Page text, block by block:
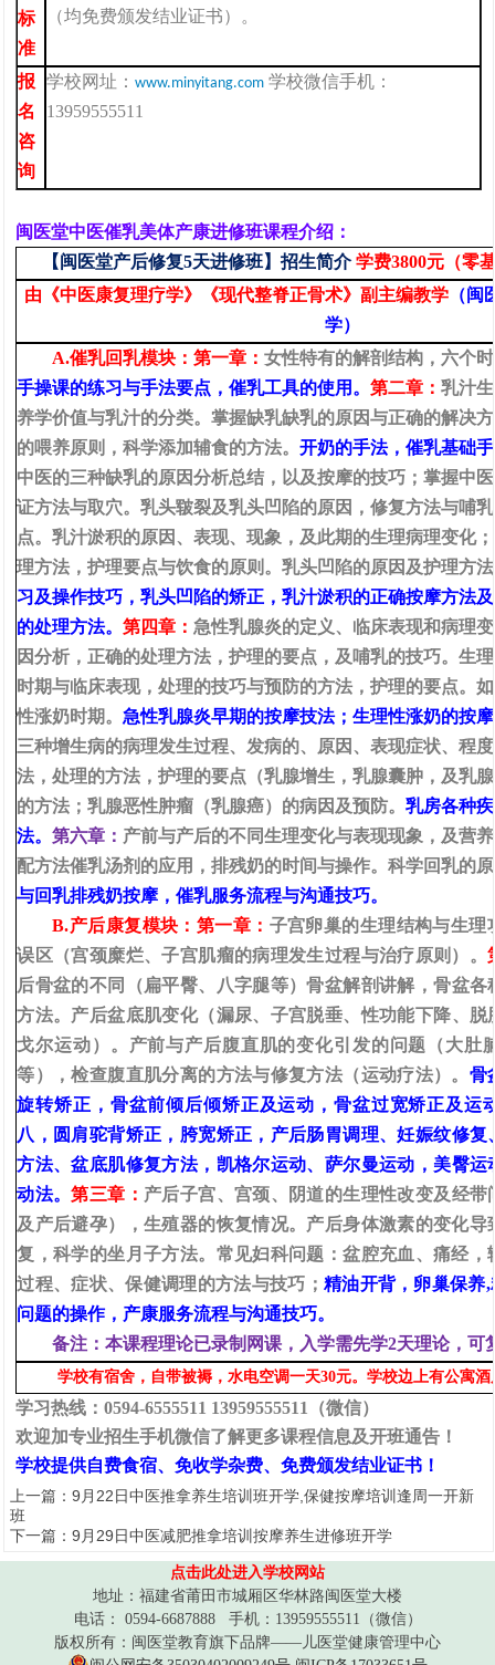
标
准
（均免费颁发结业证书）。
报
名
咨
询
学校网址：www.minyitang.com 学校微信手机：
13959555511
闽医堂中医催乳美体产康进修班课程介绍：
【闽医堂产后修复5天进修班】招生简介 学费3800元（零
由《中医康复理疗学》《现代整脊正骨术》副主编教学 （
学）
A.催乳回乳模块：第一章：女性特有的解剖结构，六个
手操课的练习与手法要点，催乳工具的使用。第二章：乳汁
养学价值与乳汁的分类。掌握缺乳缺乳的原因与正确的解决
的喂养原则，科学添加辅食的方法。开奶的手法，催乳基础
中医的三种缺乳的原因分析总结，以及按摩的技巧；掌握中
证方法与取穴。乳头皲裂及乳头凹陷的原因，修复方法与哺
点。乳汁淤积的原因 、表现、现象，及此期的生理病理变化；
理方法，护理要点与饮食的原则。乳头凹陷的原因及护理方法
习及操作技巧，乳头凹陷的矫正，乳汁淤积的正确按摩方法
的处理方法。第四章：急性乳腺炎的定义、临床表现和病理
因分析，正确的处理方法，护理的要点，及哺乳的技巧。生
时期与临床表现，处理的技巧与预防的方法，护理的要点。
性涨奶时期 。急性乳腺炎早期的按摩技法；生理性涨奶的按
三种增生病的病理发生过程、 发病的、 原因 、表现症状、程度
法，处理的方法，护理的要点（乳腺增生，乳腺囊肿，及乳
的方法；乳腺恶性肿瘤（乳腺癌）的病因及预防。乳房各种
法。第六章： 产前与产后的不同生理变化与表现现象，及营
配方法催乳汤剂的应用，排残奶的时间与操作。科学回乳的
与回乳排残奶按摩 ，催乳服务流程与沟通技巧。
B.产后康复模块：第一章： 子宫卵巢的生理结构与生理
误区（宫颈糜烂、子宫肌瘤的病理发生过程与治疗原则）。
后骨盆的不同（扁平臀、 八字腿等）骨盆解剖讲解，骨盆各
方法。产后盆底肌变化（漏尿、 子宫脱垂、性功能下降、 脱
戈尔运动）。产前与产后腹直肌的变化引发的问题（大肚
等），检查腹直肌分离的方法与修复方法（运动疗法）。 骨
旋转矫正，骨盆前倾后倾矫正及运动，骨盆过宽矫正及运
八，圆肩驼背矫正，胯宽矫正，产后肠胃调理、妊娠纹修复
方法、盆底肌修复方法， 凯格尔运动、萨尔曼运动，美臀运
动法。第三章： 产后子宫、 宫颈、
阴道的生理性改变及经带
及产后避孕），生殖器的恢复情况。产后身体激素的变化导
复，科学的坐月子方法。常见妇科问题：盆腔充血 、痛经，
过程、症状、保健调理的方法与技巧； 精油开背，卵巢保养,
问题的操作，产康服务流程与沟通技巧。
备注：本课程理论已录制网课，入学需先学2天理论，可
学校有宿舍，自带被褥，水电空调一天30元。学校边上有公寓酒
学习热线：0594-6555511 13959555511（微信）
欢迎加专业招生手机微信了解更多课程信息及开班通告！
学校提供自费食宿、免收学杂费、免费颁发结业证书！
上一篇： 9月22日中医推拿养生培训班开学,保健按摩培训逢周一开新
班
下一篇： 9月29日中医减肥推拿培训按摩养生进修班开学
点击此处进入学校网站
地址：福建省莆田市城厢区华林路闽医堂大楼
电话： 0594-6687888 手机：13959555511（微信）
版权所有：闽医堂教育旗下品牌——儿医堂健康管理中心